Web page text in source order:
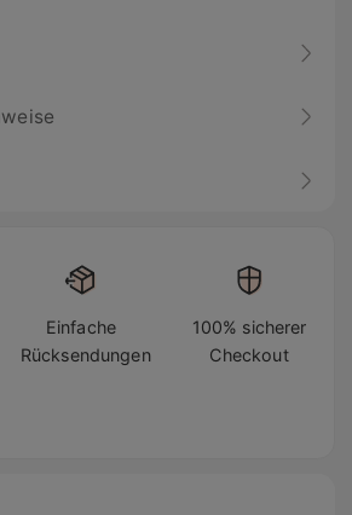
Einfache
Rücksendungen
100% sicherer
Checkout